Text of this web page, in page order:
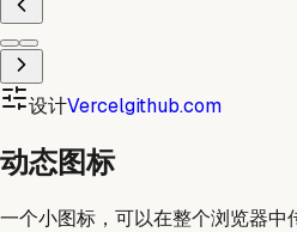
设计Vercelgithub.com
动态图标
一个小图标，可以在整个浏览器中